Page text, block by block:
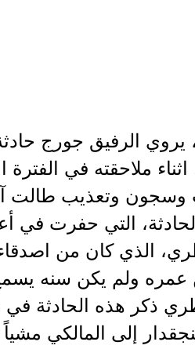
يروي الرفيق جورج
الرفقاء اثناء ملاحقته في
وسجون وتعذيب طالت
التي حفرت في
الذي كان من
عشر من عمره ولم يكن سنه
ذكر هذه الحادثة
إلى المالكي